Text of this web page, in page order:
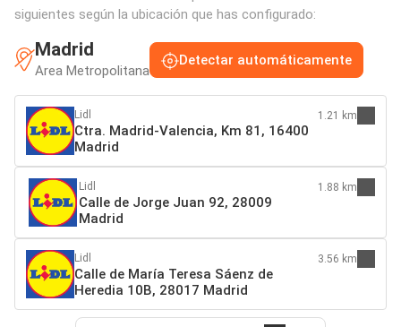
siguientes según la ubicación que has configurado:
Madrid
Area Metropolitana
Detectar automáticamente
Lidl
Ctra. Madrid-Valencia, Km 81, 16400
Madrid
1.21 km
Lidl
Calle de Jorge Juan 92, 28009
Madrid
1.88 km
Lidl
Calle de María Teresa Sáenz de
Heredia 10B, 28017 Madrid
3.56 km